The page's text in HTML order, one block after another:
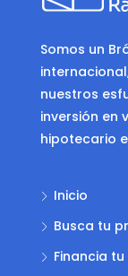
Somos un
nuestros
inversión en
hipotecario
Inicio
Busca tu
Financia